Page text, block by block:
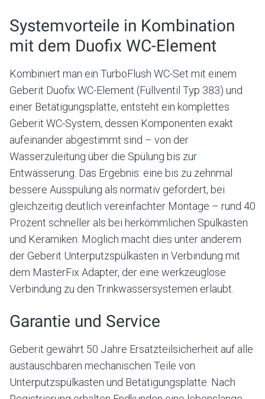
Systemvorteile in Kombination
mit dem Duofix WC-Element
Kombiniert man ein TurboFlush WC-Set mit einem
Geberit Duofix WC-Element (Füllventil Typ 383) und
einer Betätigungsplatte, entsteht ein komplettes
Geberit WC-System, dessen Komponenten exakt
aufeinander abgestimmt sind – von der
Wasserzuleitung über die Spülung bis zur
Entwässerung. Das Ergebnis: eine bis zu zehnmal
bessere Ausspülung als normativ gefordert, bei
gleichzeitig deutlich vereinfachter Montage – rund 40
Prozent schneller als bei herkömmlichen Spülkästen
und Keramiken. Möglich macht dies unter anderem
der Geberit Unterputzspülkasten in Verbindung mit
dem MasterFix Adapter, der eine werkzeuglose
Verbindung zu den Trinkwassersystemen erlaubt.
Garantie und Service
Geberit gewährt 50 Jahre Ersatzteilsicherheit auf alle
austauschbaren mechanischen Teile von
Unterputzspülkasten und Betätigungsplatte. Nach